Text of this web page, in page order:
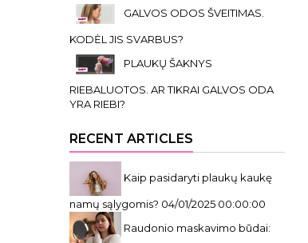
GALVOS ODOS ŠVEITIMAS.
KODĖL JIS SVARBUS?
PLAUKŲ ŠAKNYS
RIEBALUOTOS. AR TIKRAI GALVOS ODA
YRA RIEBI?
RECENT ARTICLES
Kaip pasidaryti plaukų kaukę
namų sąlygomis? 04/01/2025 00:00:00
Raudonio maskavimo būdai: